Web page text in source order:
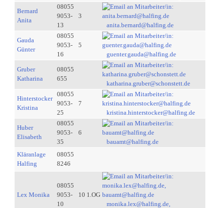
Bernard
Anita
08055
9053-
13
3
anita.bernard@halfing.de
Gauda
Günter
08055
9053-
16
5
guenter.gauda@halfing.de
Gruber
Katharina
08055
655
katharina.gruber@schonstett.de
Hinterstocker
Kristina
08055
9053-
25
7
kristina.hinterstocker@halfing.de
Huber
Elisabeth
08055
9053-
35
6
bauamt@halfing.de
Kläranlage
Halfing
08055
8246
Lex Monika
08055
9053-
10
10 1.OG
monika.lex@halfing.de,